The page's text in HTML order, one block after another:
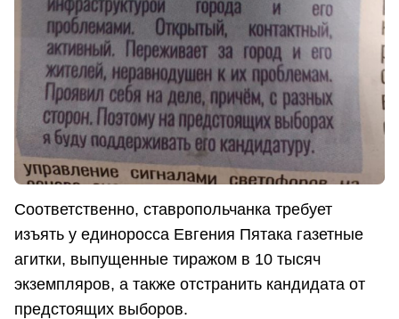
Соответственно, ставропольчанка требует
изъять у единоросса Евгения Пятака газетные
агитки, выпущенные тиражом в 10 тысяч
экземпляров, а также отстранить кандидата от
предстоящих выборов.